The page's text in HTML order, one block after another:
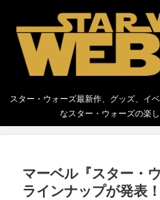
スター・ウォーズ最新作、グッズ、イ
なスター・ウォーズの楽
マーベル『スター・
ラインナップが発表